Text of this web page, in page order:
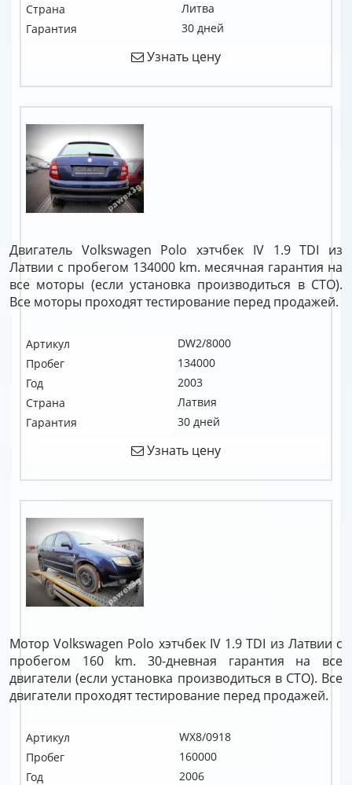
Страна
Литва
Гарантия
30 дней
Узнать цену
Двигатель Volkswagen Polo хэтчбек IV 1.9 TDI из
Латвии с пробегом 134000 km. месячная гарантия на
все моторы (если установка производиться в СТО).
Все моторы проходят тестирование перед продажей.
Артикул
DW2/8000
Пробег
134000
Год
2003
Страна
Латвия
Гарантия
30 дней
Узнать цену
Мотор Volkswagen Polo хэтчбек IV 1.9 TDI из Латвии с
пробегом 160 km. 30-дневная гарантия на все
двигатели (если установка производиться в СТО). Все
двигатели проходят тестирование перед продажей.
Артикул
WX8/0918
Пробег
160000
Год
2006